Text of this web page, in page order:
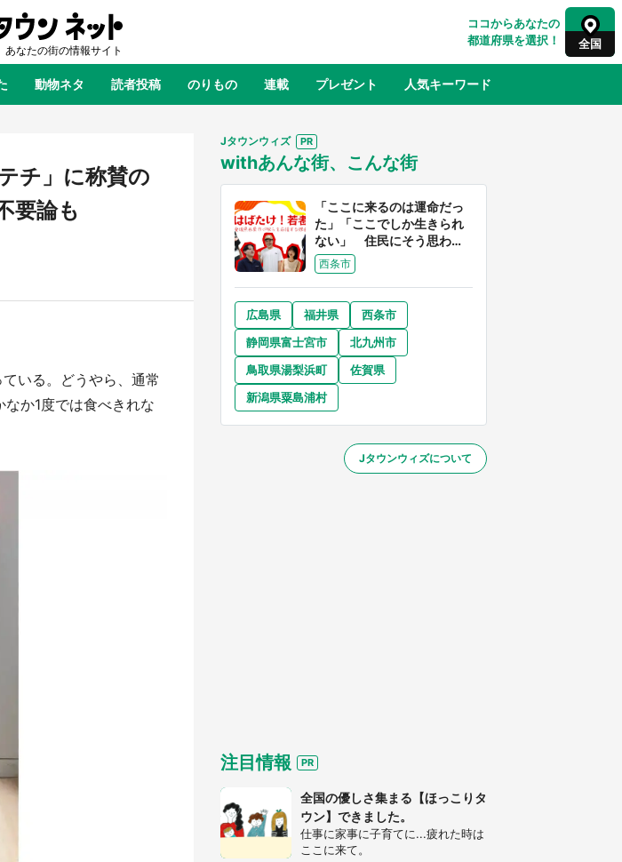
ココからあなたの
都道府県を選択！
全国
全国
青森 岩手 宮城 山形 福島
茨城 千葉 東京 神奈川
奈良 和歌山
山口
徳島 香川 愛媛
福岡 佐賀 長崎 大分 宮崎
動物ネタ 読者投稿 のりもの 連載 プレゼント 人気キーワード
とう 物語がはじまる町へ ふるさと納税
服！？ 県公式プロモ動画で「聖地」
『薬屋のひとりごと』の〝舞〟の世界
に入り込む 六本木ヒルズ展望台でコ
ラボ、本邦初公開の「猫猫像」も【8
／1～10／26】
チ」に称賛の
要論も
いる。どうやら、通常
か1度では食べきれな
Jタウンウィズ
withあんな街、こんな街
「ここに来るのは運命だっ
た」「ここでしか生きられ
ない」 住民にそう思わせ
る離島「粟島」の魅力【移
住婚受付中】
西条市
広島県 福井県
西条市
静岡県富士宮市
北九州市
鳥取県湯梨浜町
佐賀県
新潟県粟島浦村
Jタウンウィズについて
注目情報
全国の優しさ集まる【ほっこりタ
ウン】できました。
仕事に家事に子育てに...疲れた時は
ここに来て。